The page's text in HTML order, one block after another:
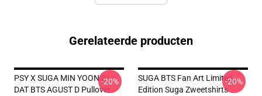
Gerelateerde producten
PSY X SUGA MIN YOON GI
DAT BTS AGUST D Pullover
-20%
SUGA BTS Fan Art Limited
Edition Suga Zweetshirts
-20%